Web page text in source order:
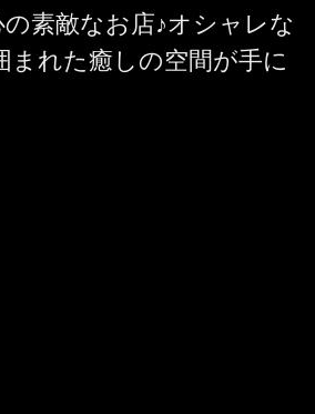
素敵なお店♪オシャレな
まれた癒しの空間が手に